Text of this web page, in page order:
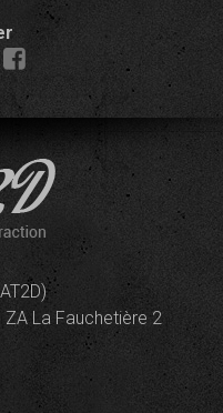
La Fauchetière 2